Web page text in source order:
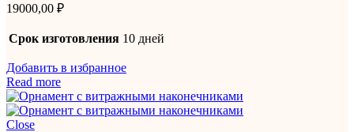
19000,00 ₽
Срок изготовления 10 дней
Добавить в избранное
Read more
Close